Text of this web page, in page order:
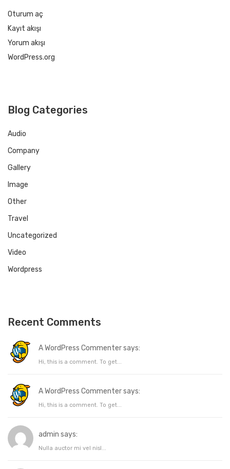
Oturum aç
Kayıt akışı
Yorum akışı
WordPress.org
Blog Categories
Audio
Company
Gallery
Image
Other
Travel
Uncategorized
Video
Wordpress
Recent Comments
A WordPress Commenter says:
Hi, this is a comment. To get...
A WordPress Commenter says:
Hi, this is a comment. To get...
admin says:
Nulla auctor mi vel nisl...